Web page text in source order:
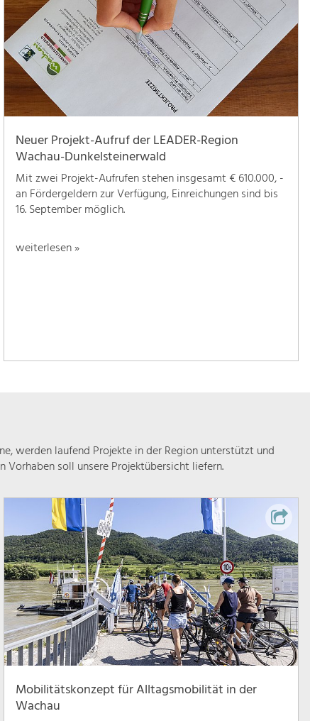
Neuer Projekt-Aufruf der LEADER-Region
Wachau-Dunkelsteinerwald
Mit zwei Projekt-Aufrufen stehen insgesamt € 610.000, -
an Fördergeldern zur Verfügung, Einreichungen sind bis
16. September möglich.
weiterlesen »
werden laufend Projekte in der Region unterstützt und
soll unsere Projektübersicht liefern.
Mobilitätskonzept für Alltagsmobilität in der
Wachau